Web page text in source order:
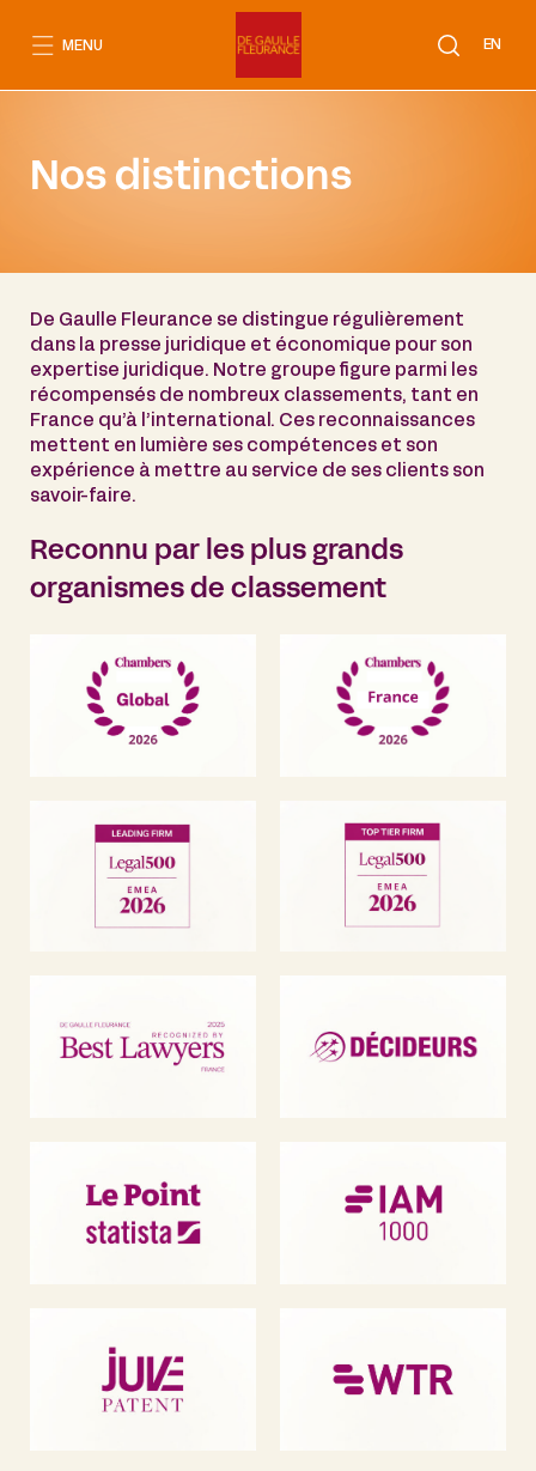
EN
MENU
Nos distinctions
De Gaulle Fleurance se distingue régulièrement
dans la presse juridique et économique pour son
expertise juridique. Notre groupe figure parmi les
récompensés de nombreux classements, tant en
France qu’à l’international. Ces reconnaissances
mettent en lumière ses compétences et son
expérience à mettre au service de ses clients son
savoir-faire.
Reconnu par les plus grands
organismes de classement